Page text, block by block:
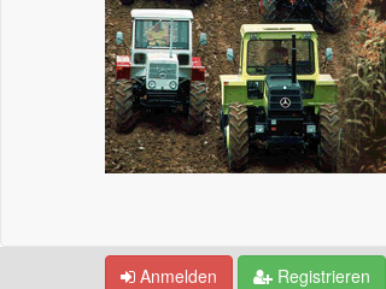
Anmelden Registrieren